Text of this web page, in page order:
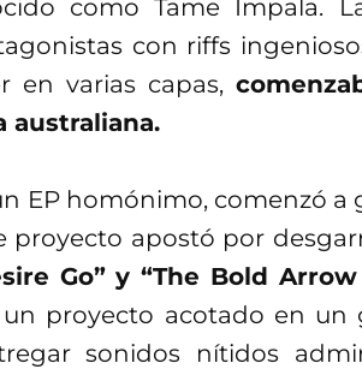
como Tame Impala.
con riffs
en varias capas,
australiana.
EP homónimo, comenzó a
proyecto apostó por
Go” y “The Bold
proyecto acotado en un
sonidos nítidos